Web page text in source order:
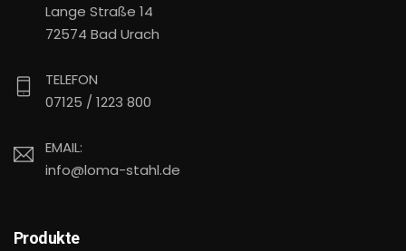
Lange Straße 14
72574 Bad Urach
TELEFON
07125 / 1223 800
EMAIL:
info@loma-stahl.de
Produkte